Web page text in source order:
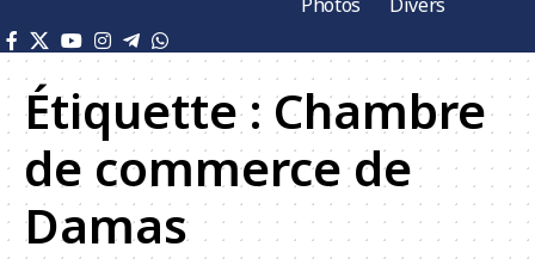
Étiquette : Chambre
de commerce de
Damas